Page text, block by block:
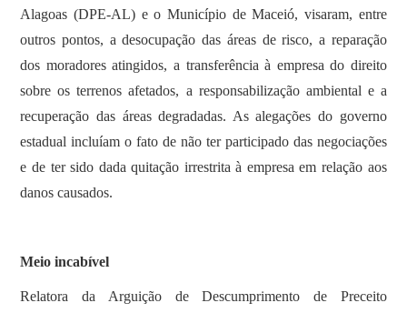
Alagoas (DPE-AL) e o Município de Maceió, visaram, entre
outros pontos, a desocupação das áreas de risco, a reparação
dos moradores atingidos, a transferência à empresa do direito
sobre os terrenos afetados, a responsabilização ambiental e a
recuperação das áreas degradadas. As alegações do governo
estadual incluíam o fato de não ter participado das negociações
e de ter sido dada quitação irrestrita à empresa em relação aos
danos causados.
Meio incabível
Relatora da Arguição de Descumprimento de Preceito